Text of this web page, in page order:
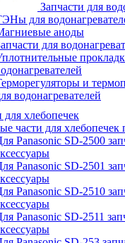
Запчасти для
для
аноды
для
и
водонагревателей
для хлебопечек
части для хлебопечек
Panasonic SD-2500
Panasonic SD-2501
Panasonic SD-2510
Panasonic SD-2511